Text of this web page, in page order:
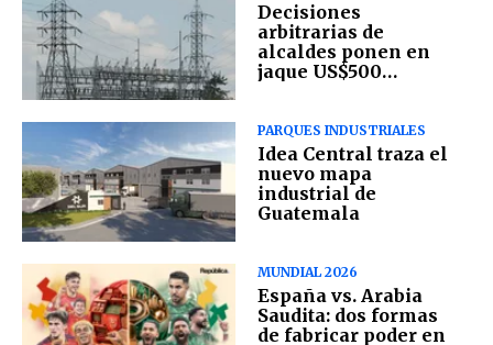
Decisiones
arbitrarias de
alcaldes ponen en
jaque US$500
PARQUES INDUSTRIALES
Idea Central traza el
nuevo mapa
industrial de
Guatemala
MUNDIAL 2026
España vs. Arabia
Saudita: dos formas
de fabricar poder en